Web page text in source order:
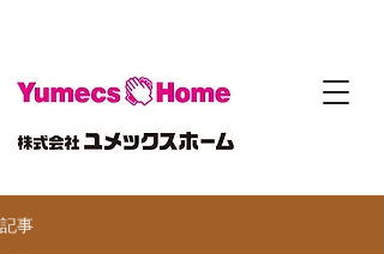
記事